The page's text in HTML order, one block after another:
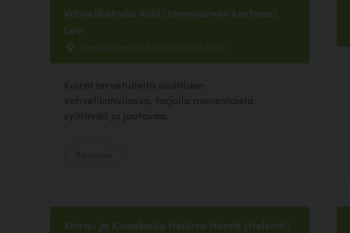
Vohvelikahvila Riihi (Immejärven kartano),
Levi
Tuomikuruntie 136, 99130 Kittilä, Kittilä
Koirat tervetulleita sisätilaan
vohvelikahvilassa, tarjolla monenlaista
syötävää ja juotavaa.
Koira- ja Kissakoulu Heiluva Häntä (Helsinki)